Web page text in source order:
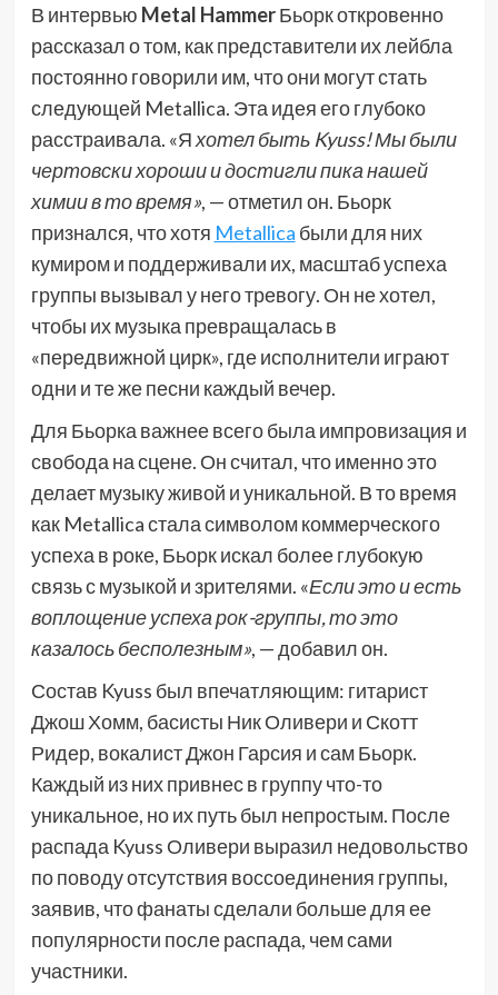
В интервью Metal HammerБьорк откровенно
рассказал о том, как представители их лейбла
постоянно говорили им, что они могут стать
следующей Metallica. Эта идея его глубоко
расстраивала. «Яхотел быть Kyuss! Мы были
чертовски хороши и достигли пика нашей
химии в то время», — отметил он. Бьорк
признался, что хотя Metallica были для них
кумиром и поддерживали их, масштаб успеха
группы вызывал у него тревогу. Он не хотел,
чтобы их музыка превращалась в
«передвижной цирк», где исполнители играют
одни и те же песни каждый вечер.
Для Бьорка важнее всего была импровизация и
свобода на сцене. Он считал, что именно это
делает музыку живой и уникальной. В то время
как Metallica стала символом коммерческого
успеха в роке, Бьорк искал более глубокую
связь с музыкой и зрителями. «Если это и есть
воплощение успеха рок-группы, то это
казалось бесполезным», — добавил он.
Состав Kyuss был впечатляющим: гитарист
Джош Хомм, басисты Ник Оливери и Скотт
Ридер, вокалист Джон Гарсия и сам Бьорк.
Каждый из них привнес в группу что-то
уникальное, но их путь был непростым. После
распада Kyuss Оливери выразил недовольство
по поводу отсутствия воссоединения группы,
заявив, что фанаты сделали больше для ее
популярности после распада, чем сами
участники.